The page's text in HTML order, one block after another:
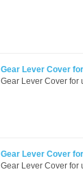
Gear Lever Cover
Gear Lever Cover for
Gear Lever Cover
Gear Lever Cover for